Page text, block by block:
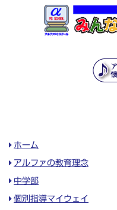
ホーム
アルファの教育理念
中学部
個別指導マイウェイ